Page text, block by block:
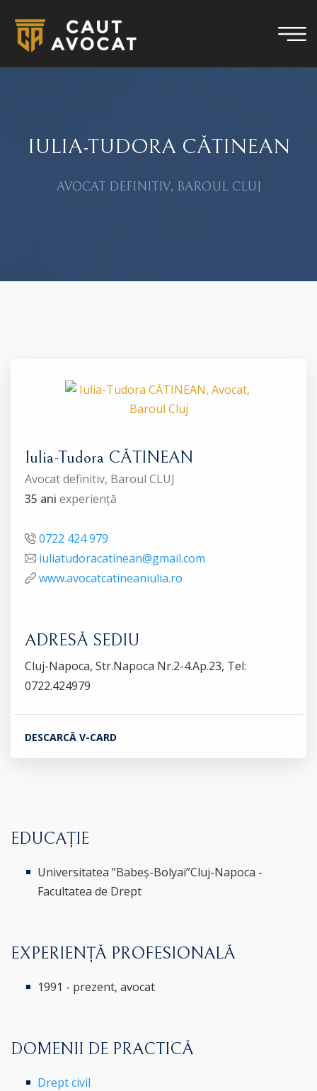
IULIA-TUDORA CĂTINEAN
AVOCAT DEFINITIV, BAROUL CLUJ
Iulia-Tudora CĂTINEAN
Avocat definitiv, Baroul CLUJ
35 ani experiență
0722 424 979
iuliatudoracatinean@gmail.com
www.avocatcatineaniulia.ro
ADRESĂ SEDIU
Cluj-Napoca, Str.Napoca Nr.2-4.Ap.23, Tel:
0722.424979
DESCARCĂ V-CARD
EDUCAȚIE
Universitatea ”Babeș-Bolyai”Cluj-Napoca -
Facultatea de Drept
EXPERIENȚĂ PROFESIONALĂ
1991 - prezent, avocat
DOMENII DE PRACTICĂ
Drept civil